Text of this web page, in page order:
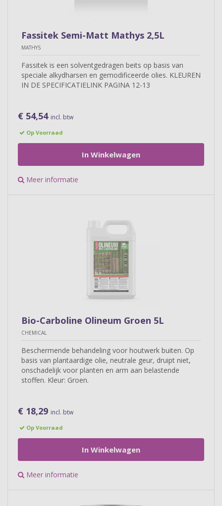
Fassitek Semi-Matt Mathys 2,5L
MATHYS
Fassitek is een solventgedragen beits op basis van
speciale alkydharsen en gemodificeerde olies. KLEUREN
IN DE SPECIFICATIELINK PAGINA 12-13
€ 54,54 incl. btw
Op Voorraad
In Winkelwagen
Meer informatie
Bio-Carboline Olineum Groen 5L
CHEMICAL
Beschermende behandeling voor houtwerk buiten. Op
basis van plantaardige olie, neutrale geur, druipt niet,
onschadelijk voor planten en arm aan belastende
stoffen. Kleur: Groen.
€ 18,29 incl. btw
Op Voorraad
In Winkelwagen
Meer informatie